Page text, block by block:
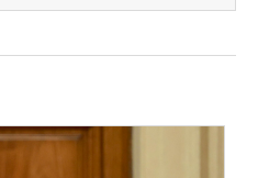
día de mañana estará en la
Amaru II y Micaela
en la sala principal del